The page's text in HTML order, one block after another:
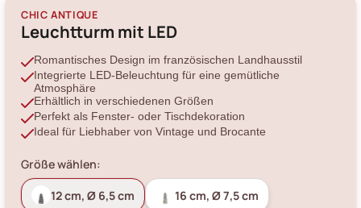
CHIC ANTIQUE
Leuchtturm mit LED
Romantisches Design im französischen Landhausstil
Integrierte LED-Beleuchtung für eine gemütliche
Atmosphäre
Erhältlich in verschiedenen Größen
Perfekt als Fenster- oder Tischdekoration
Ideal für Liebhaber von Vintage und Brocante
Größe wählen:
12 cm, Ø 6,5 cm 16 cm, Ø 7,5 cm